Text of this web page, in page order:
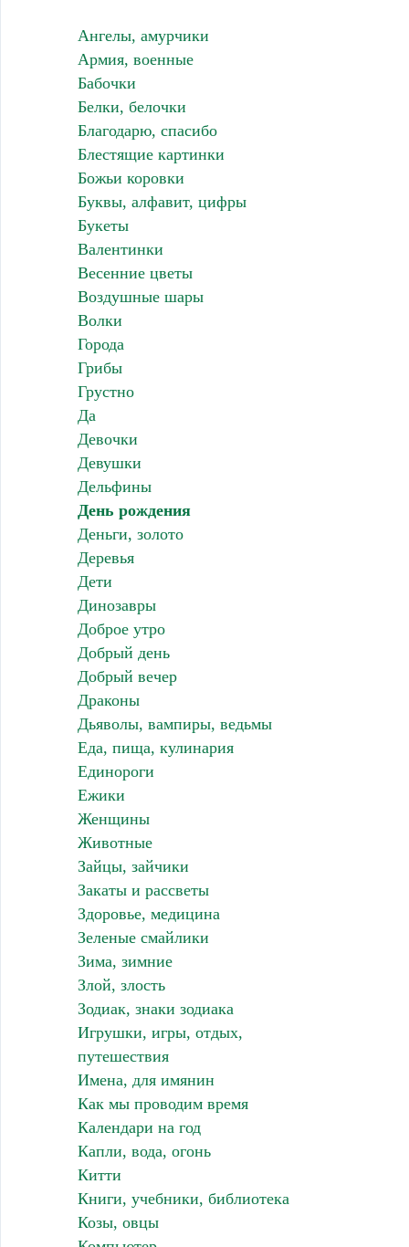
Ангелы, амурчики
Армия, военные
Бабочки
Белки, белочки
Благодарю, спасибо
Блестящие картинки
Божьи коровки
Буквы, алфавит, цифры
Букеты
Валентинки
Весенние цветы
Воздушные шары
Волки
Города
Грибы
Грустно
Да
Девочки
Девушки
Дельфины
День рождения
Деньги, золото
Деревья
Дети
Динозавры
Доброе утро
Добрый день
Добрый вечер
Драконы
Дьяволы, вампиры, ведьмы
Еда, пища, кулинария
Единороги
Ежики
Женщины
Животные
Зайцы, зайчики
Закаты и рассветы
Здоровье, медицина
Зеленые смайлики
Зима, зимние
Злой, злость
Зодиак, знаки зодиака
Игрушки, игры, отдых,
путешествия
Имена, для имянин
Как мы проводим время
Календари на год
Капли, вода, огонь
Китти
Книги, учебники, библиотека
Козы, овцы